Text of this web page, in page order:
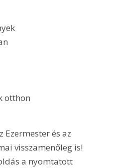
otthon
és az
visszamenőleg is!
a nyomtatott